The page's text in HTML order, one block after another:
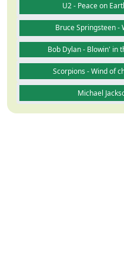
U2 - Peace on
Bruce Springsteen -
Bob Dylan - Blowin' in
Scorpions - Wind of
Michael